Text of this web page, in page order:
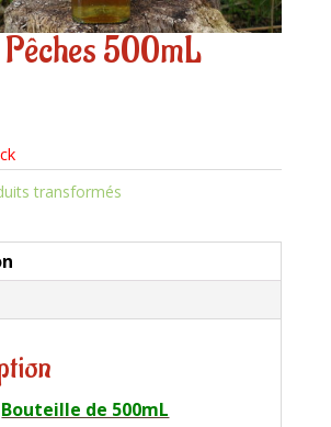
500mL
transformés
Bouteille de 500mL